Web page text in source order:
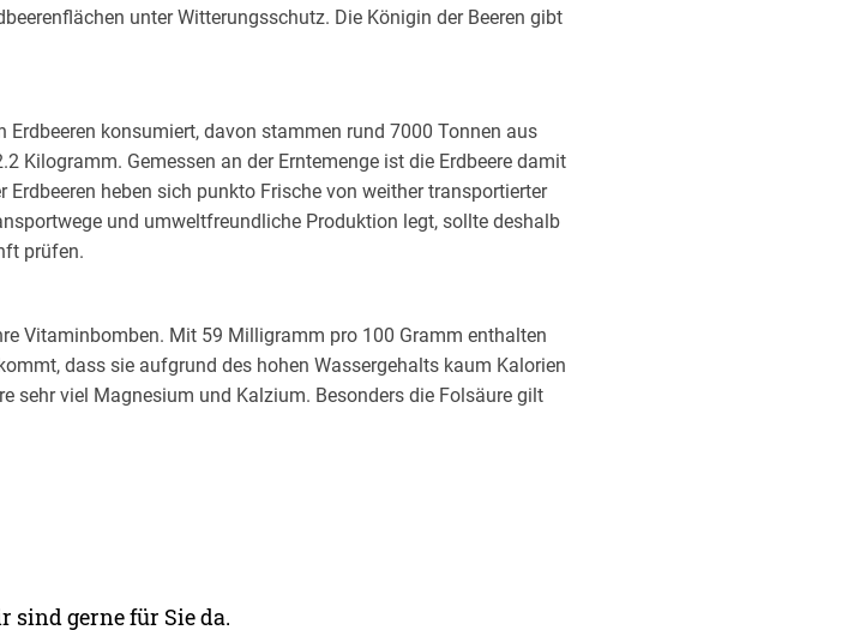
unter Witterungsschutz. Die Königin der Beeren gibt
Erdbeeren konsumiert, davon stammen rund 7000 Tonnen aus
Kilogramm. Gemessen an der Erntemenge ist die Erdbeere damit
heben sich punkto Frische von weither transportierter
und umweltfreundliche Produktion legt, sollte deshalb
prüfen.
Vitaminbomben. Mit 59 Milligramm pro 100 Gramm enthalten
dass sie aufgrund des hohen Wassergehalts kaum Kalorien
sehr viel Magnesium und Kalzium. Besonders die Folsäure gilt
sind gerne für Sie da.